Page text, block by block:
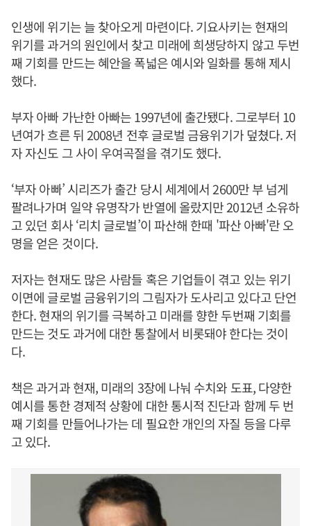
인생에 위기는 늘 찾아오게 마련이다. 기요사키는 현재의
위기를 과거의 원인에서 찾고 미래에 희생당하지 않고 두번
째 기회를 만드는 혜안을 폭넓은 예시와 일화를 통해 제시
했다.
부자 아빠 가난한 아빠는 1997년에 출간됐다. 그로부터 10
년여가 흐른 뒤 2008년 전후 글로벌 금융위기가 덮쳤다. 저
자 자신도 그 사이 우여곡절을 겪기도 했다.
‘부자 아빠’ 시리즈가 출간 당시 세계에서 2600만 부 넘게
팔려나가며 일약 유명작가 반열에 올랐지만 2012년 소유하
고 있던 회사 ‘리치 글로벌’이 파산해 한때 '파산 아빠'란 오
명을 얻은 것이다.
저자는 현재도 많은 사람들 혹은 기업들이 겪고 있는 위기
이면에 글로벌 금융위기의 그림자가 도사리고 있다고 단언
한다. 현재의 위기를 극복하고 미래를 향한 두번째 기회를
만드는 것도 과거에 대한 통찰에서 비롯돼야 한다는 것이
다.
책은 과거과 현재, 미래의 3장에 나눠 수치와 도표, 다양한
예시를 통한 경제적 상황에 대한 통시적 진단과 함께 두 번
째 기회를 만들어나가는 데 필요한 개인의 자질 등을 다루
고 있다.